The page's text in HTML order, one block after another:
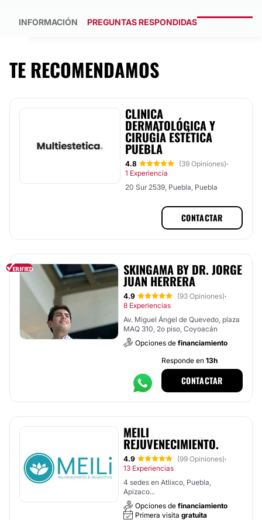
INFORMACIÓN PREGUNTAS RESPONDIDAS
TE RECOMENDAMOS
CLINICA
DERMATOLÓGICA Y
CIRUGÍA ESTÉTICA
PUEBLA
4.8 (39 Opiniones)·
1 Experiencia
20 Sur 2539, Puebla, Puebla
CONTACTAR
SKINGAMA BY DR. JORGE
JUAN HERRERA
4.9 (93 Opiniones)·
8 Experiencias
Av. Miguel Ángel de Quevedo, plaza
MAQ 310, 2o piso, Coyoacán
Opciones de financiamiento
Responde en 13h
CONTACTAR
MEILI
REJUVENECIMIENTO.
4.9 (99 Opiniones)·
13 Experiencias
4 sedes en Atlixco, Puebla,
Apizaco...
Opciones de financiamiento
Primera visita gratuita